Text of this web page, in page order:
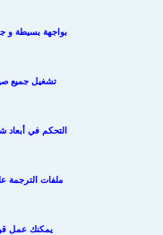
بواجهة بسيطة و
تشغيل جميع
التحكم في أبعاد
ملفات الترجمة
يمكنك عمل